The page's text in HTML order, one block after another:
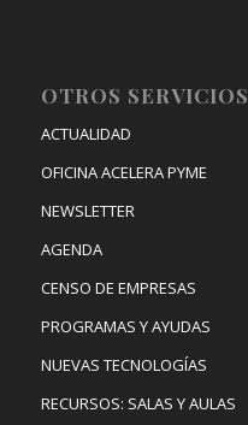
OTROS SERVICIOS
ACTUALIDAD
OFICINA ACELERA PYME
NEWSLETTER
AGENDA
CENSO DE EMPRESAS
PROGRAMAS Y AYUDAS
NUEVAS TECNOLOGÍAS
RECURSOS: SALAS Y AULAS